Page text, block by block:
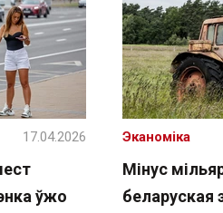
ўжо
17.04.2026
Мінус
беларуская
Эканоміка